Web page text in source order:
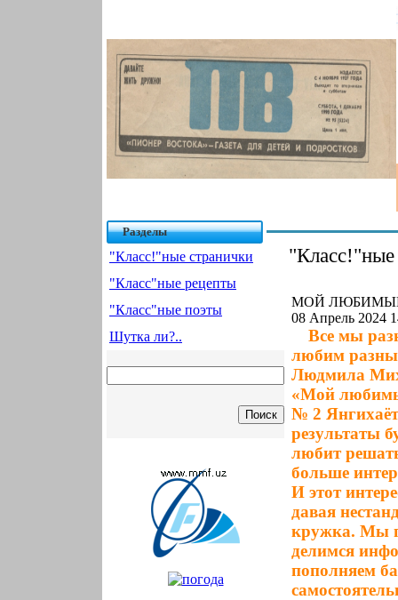
Разделы
"Класс!"ные странички
"Класс"ные рецепты
"Класс"ные поэты
Шутка ли?..
"Класс!"ные
МОЙ
08 Апрель 2024
Все мы
любим
Людмила
«Мой
№ 2
результаты
любит
больше
И этот
давая
кружка. Мы
делимся
пополняем